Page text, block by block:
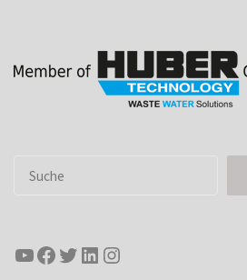
Suchen
YouTube
Facebook
Twitter
LinkedIn
Instagram